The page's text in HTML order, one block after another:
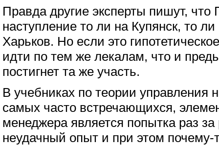
Правда другие эксперты пишут, что
наступление то ли на Купянск, то
Харьков. Но если это
идти по тем же лекалам, что и
постигнет та же участь.
В учебниках по теории управления
самых часто встречающихся,
менеджера является попытка раз за
неудачный опыт и при этом почему-